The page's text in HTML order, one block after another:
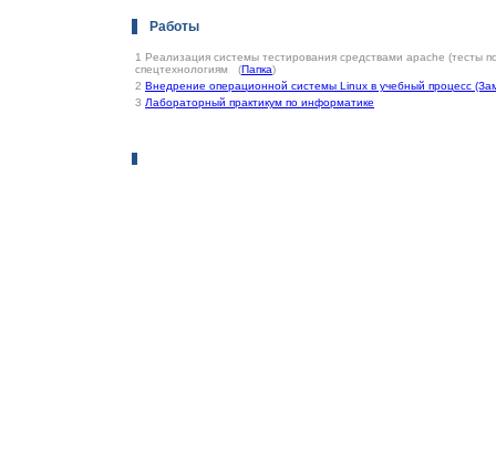
Работы
1 Реализация системы тестирования средствами apache
cпецтехнологиям (Папка)
2 Внедрение операционной системы Linux в учебный процесс
3 Лабораторный практикум по информатике